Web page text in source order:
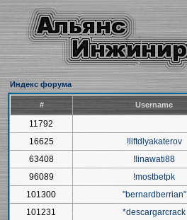
Индекс форума
# Username
11792
16625
!liftdlyakaterov
63408
!linawati88
96089
!mostbetpk
101300
"bernardberrian"
101231
*descargarcrack